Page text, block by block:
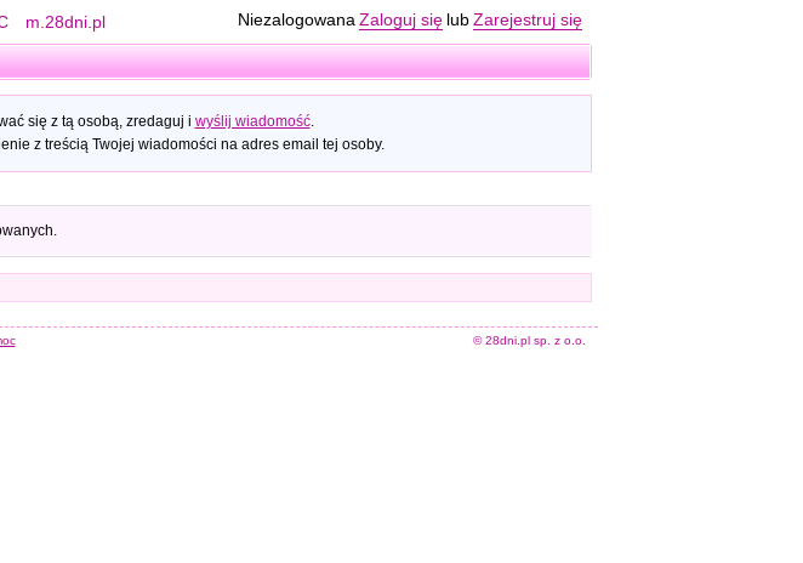
m.28dni.pl Niezalogowana Zaloguj się lub Zarejestruj się
się z tą osobą, zredaguj i wyślij wiadomość.
z treścią Twojej wiadomości na adres email tej osoby.
© 28dni.pl sp. z o.o.